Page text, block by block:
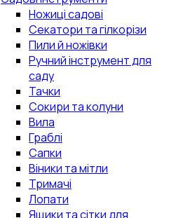
Ножиці садові
Секатори та гілкорізи
Пили й ножівки
Ручний інструмент для
саду
Тачки
Сокири та колуни
Вила
Граблі
Сапки
Віники та мітли
Тримачі
Лопати
Ящики та сітки для